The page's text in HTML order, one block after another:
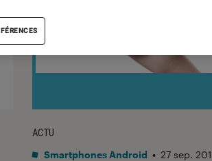
ACTU
Smartphones Android • 27 sep.